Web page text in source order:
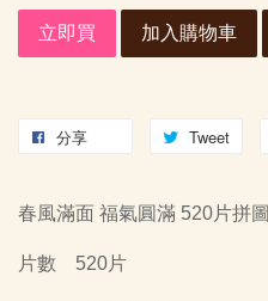
立即買 加入購物車
分享 Tweet
春風滿面 福氣圓滿 520片拼圖
片數 520片